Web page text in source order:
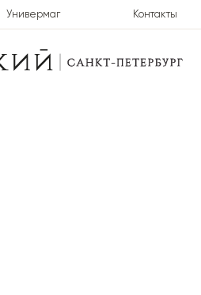
Универмаг Контакты